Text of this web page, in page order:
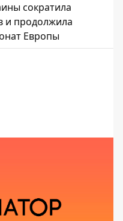
сократила
и продолжила
Европы